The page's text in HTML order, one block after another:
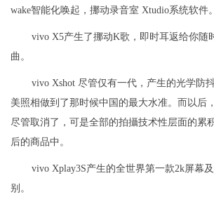
wake智能化唤起，挪动录音室 Xtudio系统软件。
vivo X5产生了挪动K歌，即时耳返给你随
曲。
vivo Xshot 尽管仅有一代，产生的光学防
美照相做到了那时候中国的最大水准。而以后
尽管取消了，可是全部的拍攝技术性层面的累
后的商品中。
vivo Xplay3S产生的全世界第一款2k屏幕
别。